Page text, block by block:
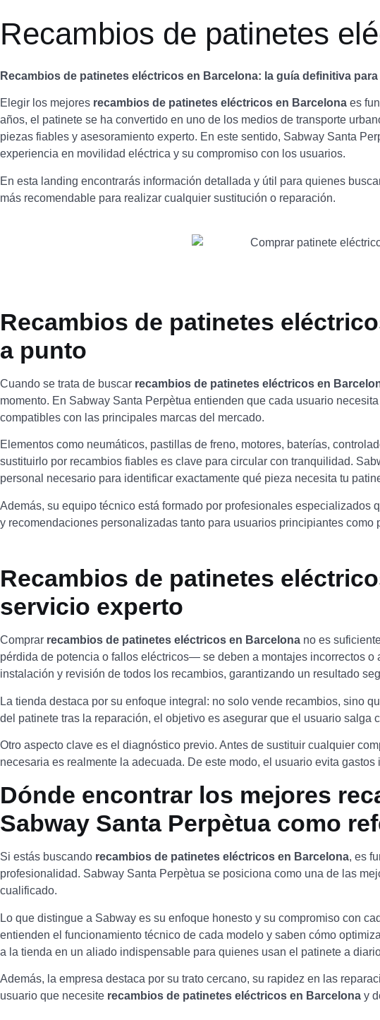
Recambios de patinetes
Recambios de patinetes eléctricos en Barcelona: la guía definitiva
Elegir los mejores recambios de patinetes eléctricos en Barcelona es
años, el patinete se ha convertido en uno de los medios de transporte
piezas fiables y asesoramiento experto. En este sentido, Sabway Santa
experiencia en movilidad eléctrica y su compromiso con los usuarios.
En esta landing encontrarás información detallada y útil para quienes
más recomendable para realizar cualquier sustitución o reparación.
Recambios de patinetes
a punto
Cuando se trata de buscar recambios de patinetes eléctricos en
momento. En Sabway Santa Perpètua entienden que cada usuario
compatibles con las principales marcas del mercado.
Elementos como neumáticos, pastillas de freno, motores, baterías,
sustituirlo por recambios fiables es clave para circular con tranquilidad.
personal necesario para identificar exactamente qué pieza necesita tu
Además, su equipo técnico está formado por profesionales
y recomendaciones personalizadas tanto para usuarios principiantes como
Recambios de patinetes
servicio experto
Comprar recambios de patinetes eléctricos en Barcelona no es
pérdida de potencia o fallos eléctricos— se deben a montajes incorrectos
instalación y revisión de todos los recambios, garantizando un resultado
La tienda destaca por su enfoque integral: no solo vende recambios, sino
del patinete tras la reparación, el objetivo es asegurar que el usuario
Otro aspecto clave es el diagnóstico previo. Antes de sustituir cualquier
necesaria es realmente la adecuada. De este modo, el usuario evita
Dónde encontrar los mejores
Sabway Santa Perpètua como
Si estás buscando recambios de patinetes eléctricos en Barcelona, es
profesionalidad. Sabway Santa Perpètua se posiciona como una de las
cualificado.
Lo que distingue a Sabway es su enfoque honesto y su compromiso con
entienden el funcionamiento técnico de cada modelo y saben cómo
a la tienda en un aliado indispensable para quienes usan el patinete a
Además, la empresa destaca por su trato cercano, su rapidez en las
usuario que necesite recambios de patinetes eléctricos en Barcelona y